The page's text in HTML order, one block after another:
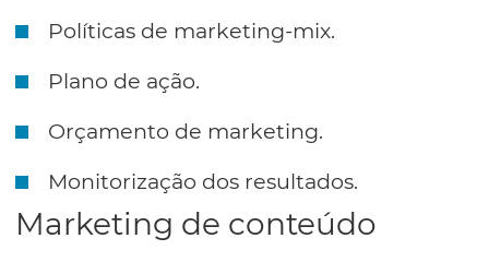
Políticas de marketing-mix.
Plano de ação.
Orçamento de marketing.
Monitorização dos resultados.
Marketing de conteúdo